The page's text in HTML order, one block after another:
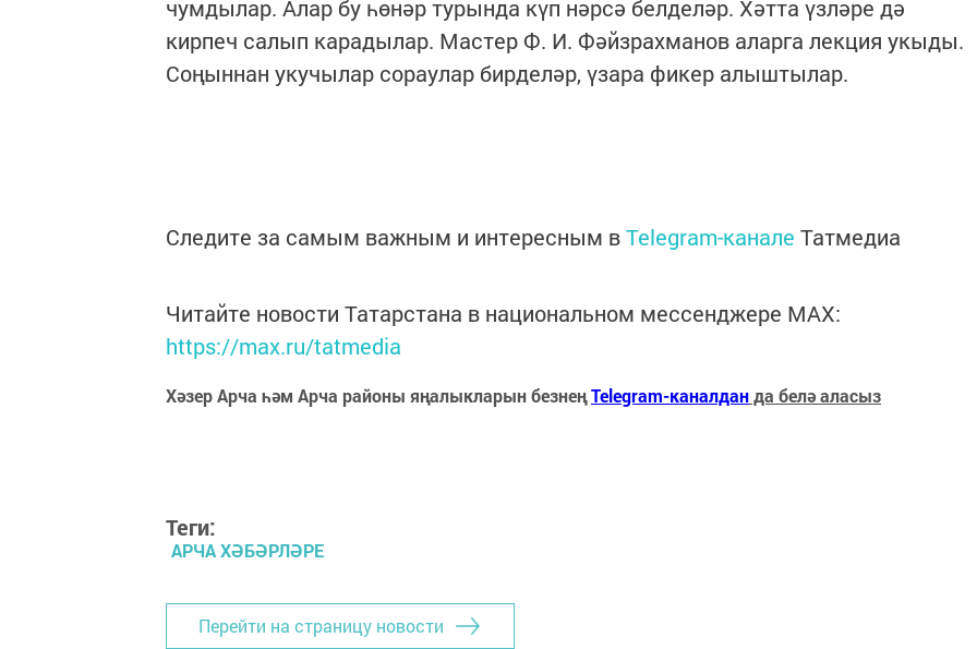
чумдылар. Алар бу һөнәр турында күп нәрсә белделәр. Хәтта үзләре дә
кирпеч салып карадылар. Мастер Ф. И. Фәйзрахманов аларга лекция укыды.
Соңыннан укучылар сораулар бирделәр, үзара фикер алыштылар.
Следите за самым важным и интересным вTelegram-канале Татмедиа
Читайте новости Татарстана в национальном мессенджере MАХ:
https://max.ru/tatmedia
Хәзер Арча һәм Арча районы яңалыкларын безнеңTelegram-каналданда белә аласыз
Теги:
АРЧА ХӘБӘРЛӘРЕ
Перейти на страницу новости